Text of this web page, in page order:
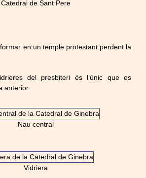
Catedral de Sant Pere
en un temple protestant perdent la
del presbiteri és l’únic que es
anterior.
Nau central
Vidriera